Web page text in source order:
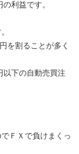
利益です。
を割ることが多く
以下の自動売買注
ＦＸで負けまくっ